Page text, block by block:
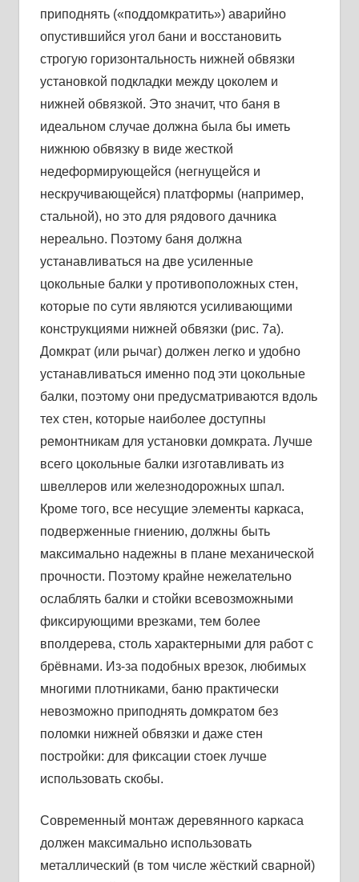
приподнять («поддомкратить») аварийно
опустившийся угол бани и восстановить
строгую горизонтальность нижней обвязки
установкой подкладки между цоколем и
нижней обвязкой. Это значит, что баня в
идеальном случае должна была бы иметь
нижнюю обвязку в виде жесткой
недеформирующейся (негнущейся и
нескручивающейся) платформы (например,
стальной), но это для рядового дачника
нереально. Поэтому баня должна
устанавливаться на две усиленные
цокольные балки у противоположных стен,
которые по сути являются усиливающими
конструкциями нижней обвязки (рис. 7а).
Домкрат (или рычаг) должен легко и удобно
устанавливаться именно под эти цокольные
балки, поэтому они предусматриваются вдоль
тех стен, которые наиболее доступны
ремонтникам для установки домкрата. Лучше
всего цокольные балки изготавливать из
швеллеров или железнодорожных шпал.
Кроме того, все несущие элементы каркаса,
подверженные гниению, должны быть
максимально надежны в плане механической
прочности. Поэтому крайне нежелательно
ослаблять балки и стойки всевозможными
фиксирующими врезками, тем более
вполдерева, столь характерными для работ с
брёвнами. Из-за подобных врезок, любимых
многими плотниками, баню практически
невозможно приподнять домкратом без
поломки нижней обвязки и даже стен
постройки: для фиксации стоек лучше
использовать скобы.
Современный монтаж деревянного каркаса
должен максимально использовать
металлический (в том числе жёсткий сварной)